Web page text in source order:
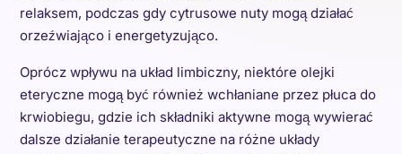
relaksem, podczas gdy cytrusowe nuty mogą działać
orzeźwiająco i energetyzująco.
Oprócz wpływu na układ limbiczny, niektóre olejki
eteryczne mogą być również wchłaniane przez płuca do
krwiobiegu, gdzie ich składniki aktywne mogą wywierać
dalsze działanie terapeutyczne na różne układy